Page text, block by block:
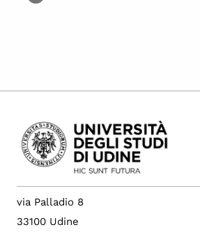
via Palladio 8
33100 Udine